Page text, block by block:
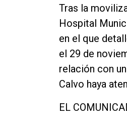
Tras la
Hospital
en el que
el 29 de
relación con
Calvo haya
EL